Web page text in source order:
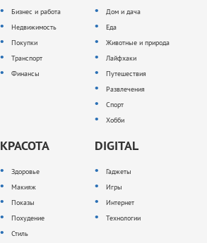
Бизнес и работа
Недвижимость
Покупки
Транспорт
Финансы
Дом и дача
Еда
Животные и природа
Лайфхаки
Путешествия
Развлечения
Спорт
Хобби
КРАСОТА
Здоровье
Макияж
Показы
Похудение
Стиль
DIGITAL
Гаджеты
Игры
Интернет
Технологии